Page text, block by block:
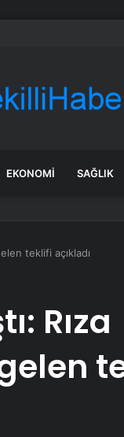
SON DAKİKA! 24
EKONOMI SAĞLIK
teklifi açıkladı
Rıza